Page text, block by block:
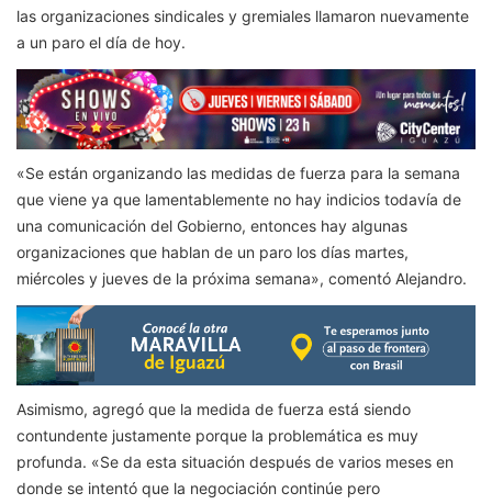
las organizaciones sindicales y gremiales llamaron nuevamente
a un paro el día de hoy.
«Se están organizando las medidas de fuerza para la semana
que viene ya que lamentablemente no hay indicios todavía de
una comunicación del Gobierno, entonces hay algunas
organizaciones que hablan de un paro los días martes,
miércoles y jueves de la próxima semana», comentó Alejandro.
Asimismo, agregó que la medida de fuerza está siendo
contundente justamente porque la problemática es muy
profunda. «Se da esta situación después de varios meses en
donde se intentó que la negociación continúe pero